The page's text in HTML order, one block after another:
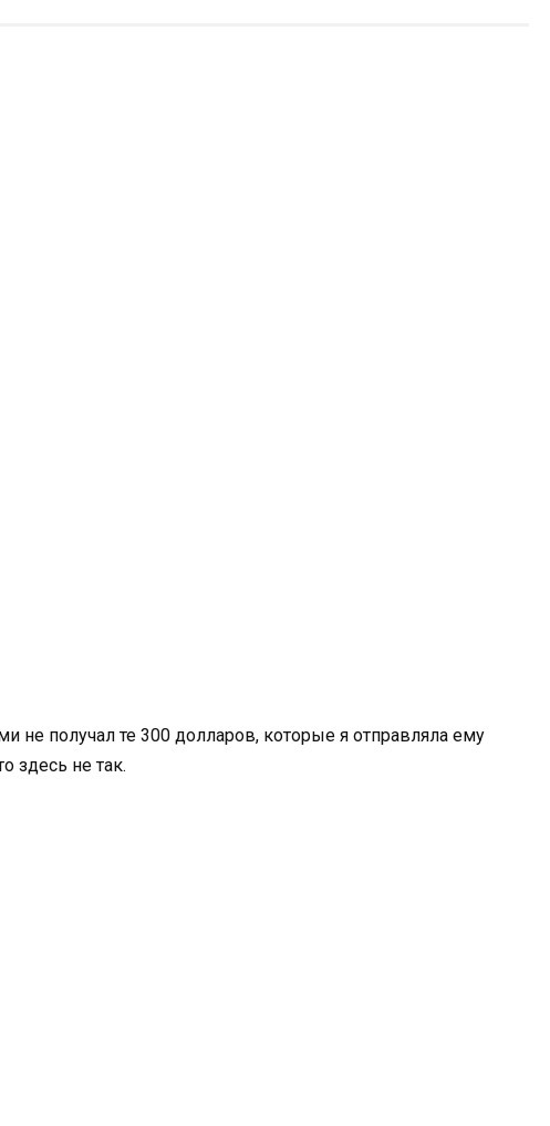
не получал те 300 долларов, которые я отправляла ему
здесь не так.